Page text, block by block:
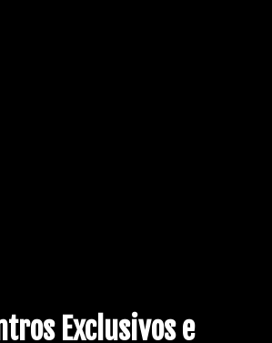
Exclusivos e